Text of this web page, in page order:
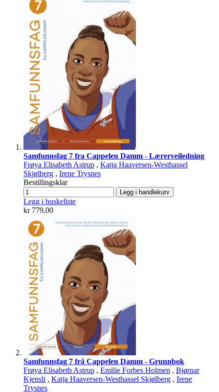
Samfunnsfag 7 fra Cappelen Damm - Lærerveiledning
Frøya Elisabeth Astrup , Katja Haaversen-Westhassel
Skjølberg , Irene Trysnes
Bestillingsklar
Legg i handlekurv
Legg i huskeliste
kr 779,00
Samfunnsfag 7 frå Cappelen Damm - Grunnbok
Frøya Elisabeth Astrup , Emilie Forbes Holmen , Bjørnar
Kjensli , Katja Haaversen-Westhassel Skjølberg , Irene
Trysnes